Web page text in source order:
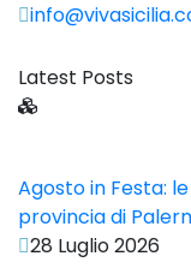
Latest Posts
Agosto in Festa:
provincia di
28 Luglio 2026